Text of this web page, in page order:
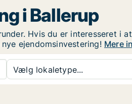
i Ballerup
Hvis du er interesseret
ejendomsinvestering! Mere
Vælg lokaletype...